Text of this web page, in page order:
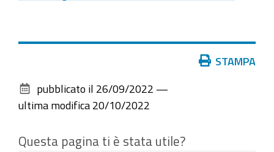
documento
STAMPA
pubblicato il 26/09/2022 —
ultima modifica 20/10/2022
Questa pagina ti è stata utile?